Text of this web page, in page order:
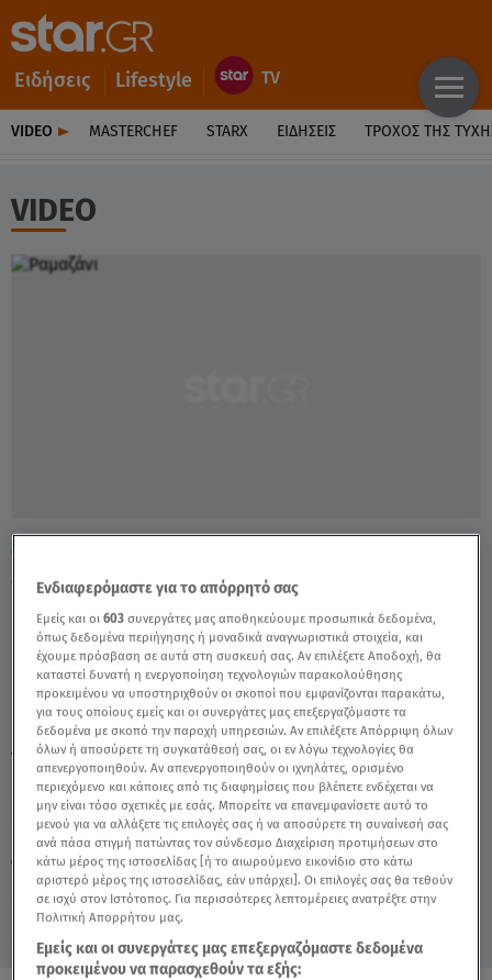
Ειδήσεις Lifestyle
VIDEO MASTERCHEF STARX ΕΙΔΉΣΕΙΣ ΤΡΟΧΌΣ ΤΗΣ
VIDEO
Πέμπτη 6 Αυγούστου 2026
16.04.23, 18:48
VIRAL
Πηγή: reuters
Ο ιερός μήνας του Ραμαζανιού ξεκίνησε με
δημοφιλή πιάτα! - Video
TAGS: ΡΑΜΑΖΑΝΙ
Ενδιαφερόμαστε για το απόρρητό σας
Εμείς και οι603 συνεργάτες μας αποθηκεύουμε προσωπικά δεδομένα,
όπως δεδομένα περιήγησης ή μοναδικά αναγνωριστικά στοιχεία, και
έχουμε πρόσβαση σε αυτά στη συσκευή σας. Αν επιλέξετε Αποδοχή, θα
καταστεί δυνατή η ενεργοποίηση τεχνολογιών παρακολούθησης
προκειμένου να υποστηριχθούν οι σκοποί που εμφανίζονται παρακάτω,
για τους οποίους εμείς και οι συνεργάτες μας επεξεργαζόμαστε τα
δεδομένα με σκοπό την παροχή υπηρεσιών. Αν επιλέξετε Απόρριψη όλων
όλων ή αποσύρετε τη συγκατάθεσή σας, οι εν λόγω τεχνολογίες θα
απενεργοποιηθούν. Αν απενεργοποιηθούν οι ιχνηλάτες, ορισμένο
περιεχόμενο και κάποιες από τις διαφημίσεις που βλέπετε ενδέχεται να
μην είναι τόσο σχετικές με εσάς. Μπορείτε να επανεμφανίσετε αυτό το
μενού για να αλλάξετε τις επιλογές σας ή να αποσύρετε τη συναίνεσή σας
ανά πάσα στιγμή πατώντας τον σύνδεσμο Διαχείριση προτιμήσεων στο
κάτω μέρος της ιστοσελίδας [ή το αιωρούμενο εικονίδιο στο κάτω
αριστερό μέρος της ιστοσελίδας, εάν υπάρχει]. Οι επιλογές σας θα τεθούν
σε ισχύ στον Ιστότοπος. Για περισσότερες λεπτομέρειες ανατρέξτε στην
Πολιτική Απορρήτου μας.
Εμείς και οι συνεργάτες μας επεξεργαζόμαστε δεδομένα
προκειμένου να παρασχεθούν τα εξής: